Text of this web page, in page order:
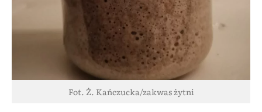
Fot. Ż. Kańczucka/zakwas żytni